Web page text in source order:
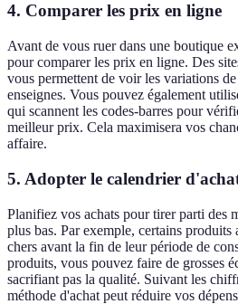
4. Comparer les prix en ligne
Avant de vous ruer dans une boutique
pour comparer les prix en ligne. Des
vous permettent de voir les variations
enseignes. Vous pouvez également
qui scannent les codes-barres pour
meilleur prix. Cela maximisera vos
affaire.
5. Adopter le calendrier
Planifiez vos achats pour tirer parti des
plus bas. Par exemple, certains produits
chers avant la fin de leur période de
produits, vous pouvez faire de grosses
sacrifiant pas la qualité. Suivant les
méthode d'achat peut réduire vos